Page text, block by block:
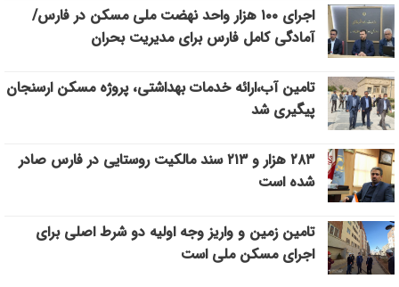
اجرای ۱۰۰ هزار واحد نهضت ملی مسکن در فارس/
آمادگی کامل فارس برای مدیریت بحران
تامین آب،ارائه خدمات بهداشتی، پروژه مسکن ارسنجان
پیگیری شد
۲۸۳ هزار و ۲۱۳ سند مالکیت روستایی در فارس صادر
شده است
تامین زمین و واریز وجه اولیه دو شرط اصلی برای
اجرای مسکن ملی است